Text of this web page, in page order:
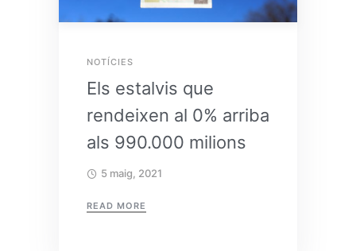
NOTÍCIES
Els estalvis que
rendeixen al 0% arriba
als 990.000 milions
5 maig, 2021
READ MORE